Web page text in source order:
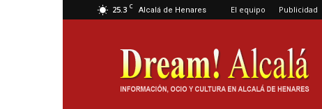
25.3 C Alcalá de Henares El equipo Publicidad
Dream
Alcalá